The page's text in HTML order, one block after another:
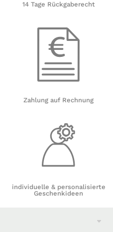
14 Tage Rückgaberecht
Zahlung auf Rechnung
individuelle & personalisierte
Geschenkideen